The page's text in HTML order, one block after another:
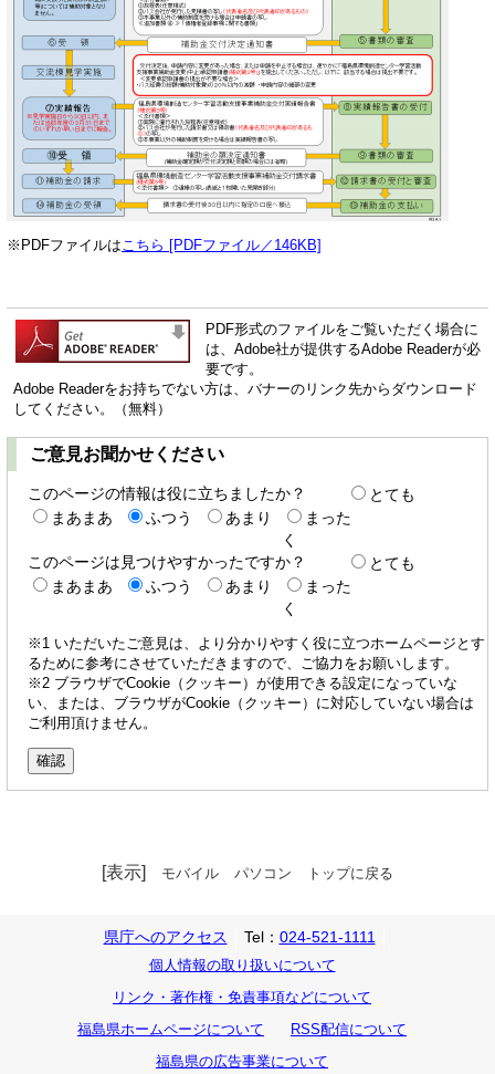
※PDFファイルは こちら [PDFファイル／146KB]
PDF形式のファイルをご覧いただく場合に
は、Adobe社が提供するAdobe Readerが必
要です。
Adobe Readerをお持ちでない方は、バナーのリンク先からダウンロード
してください。（無料）
ご意見お聞かせください
このページの情報は役に立ちましたか？
とても
まあまあ
ふつう あまり
まった
く
このページは見つけやすかったですか？
とても
まあまあ
ふつう あまり
まった
く
※1 いただいたご意見は、より分かりやすく役に立つホームページとす
るために参考にさせていただきますので、ご協力をお願いします。
※2 ブラウザでCookie（クッキー）が使用できる設定になっていな
い、または、ブラウザがCookie（クッキー）に対応していない場合は
ご利用頂けません。
[表示] モバイル パソコン トップに戻る
県庁へのアクセス Tel： 024-521-1111
個人情報の取り扱いについて
リンク・著作権・免責事項などについて
福島県ホームページについて
RSS配信について
福島県の広告事業について